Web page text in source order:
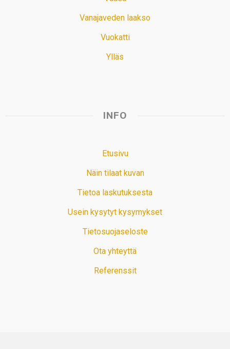
Vanajaveden laakso
Vuokatti
Ylläs
INFO
Etusivu
Näin tilaat kuvan
Tietoa laskutuksesta
Usein kysytyt kysymykset
Tietosuojaseloste
Ota yhteyttä
Referenssit